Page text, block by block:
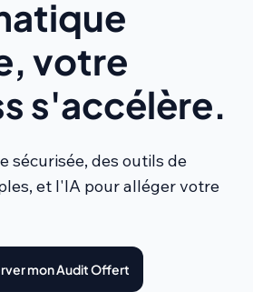
votre
s'accélère.
sécurisée, des outils de
et l'IA pour alléger votre
mon Audit Offert